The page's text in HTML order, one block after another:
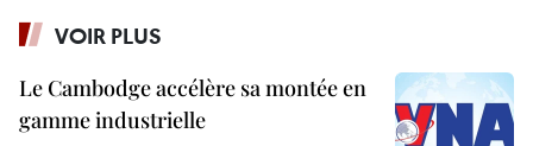
VOIR PLUS
Le Cambodge accélère sa montée en
gamme industrielle